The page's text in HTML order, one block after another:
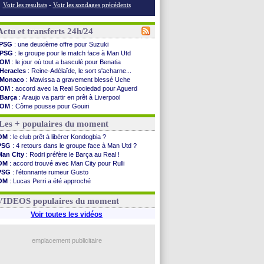
Voir les resultats - Voir les sondages précédents
et transferts 24h/24
: une deuxième offre pour Suzuki
PSG : le groupe pour le match face à Man Utd
OM : le jour où tout a basculé pour Benatia
Heracles : Reine-Adélaïde, le sort s'acharne...
Monaco : Mawissa a gravement blessé Uche
OM : accord avec la Real Sociedad pour Aguerd
Barça : Araujo va partir en prêt à Liverpool
OM : Côme pousse pour Gouiri
Man Utd: le groupe pour défier le PSG
: Caen premier leader
: Højbjerg, son agent maintient le suspense
: Gouiri évoque son avenir
: le transfert d'Asllani tombe à l'eau
: 1ère utilisation du Football Video Support
: Benatia envoie une pique à Longoria
: Al-Ahli veut Pape Gueye
: la dernière saison de Fonseca ?
: un nouveau prétendant pour Højbjerg
: un gardien norvégien en approche ?
: McCourt a versé 120 M€ en 2026
: prison avec sursis requis contre un arbitre
+ populaires du moment
: le club prêt à libérer Kondogbia ?
: 4 retours dans le groupe face à Man Utd ?
City : Rodri préfère le Barça au Real !
: accord trouvé avec Man City pour Rulli
: l'étonnante rumeur Gusto
: Lucas Perri a été approché
: Owori battu à mort à Kampala
populaires du moment
Voir toutes les vidéos
emplacement publicitaire